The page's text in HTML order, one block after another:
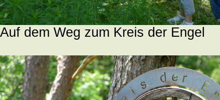
Auf dem Weg zum Kreis der Engel